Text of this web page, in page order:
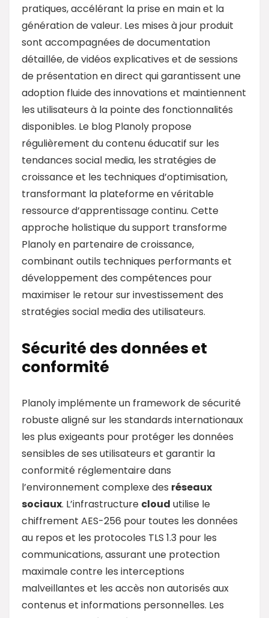
pratiques, accélérant la prise en main et la
génération de valeur. Les mises à jour produit
sont accompagnées de documentation
détaillée, de vidéos explicatives et de sessions
de présentation en direct qui garantissent une
adoption fluide des innovations et maintiennent
les utilisateurs à la pointe des fonctionnalités
disponibles. Le blog Planoly propose
régulièrement du contenu éducatif sur les
tendances social media, les stratégies de
croissance et les techniques d’optimisation,
transformant la plateforme en véritable
ressource d’apprentissage continu. Cette
approche holistique du support transforme
Planoly en partenaire de croissance,
combinant outils techniques performants et
développement des compétences pour
maximiser le retour sur investissement des
stratégies social media des utilisateurs.
Sécurité des données et
conformité
Planoly implémente un framework de sécurité
robuste aligné sur les standards internationaux
les plus exigeants pour protéger les données
sensibles de ses utilisateurs et garantir la
conformité réglementaire dans
l’environnement complexe des réseaux
sociaux. L’infrastructure cloud utilise le
chiffrement AES-256 pour toutes les données
au repos et les protocoles TLS 1.3 pour les
communications, assurant une protection
maximale contre les interceptions
malveillantes et les accès non autorisés aux
contenus et informations personnelles. Les